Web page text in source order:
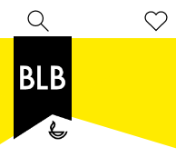
Zum Hauptinhalt springen